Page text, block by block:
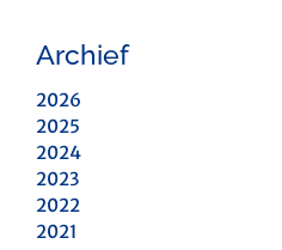
Archief
2026
2025
2024
2023
2022
2021